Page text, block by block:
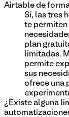
Airtable de
Sí, las tres
te permiten
plan
limitadas.
permite
sus
ofrece una
¿Existe alguna